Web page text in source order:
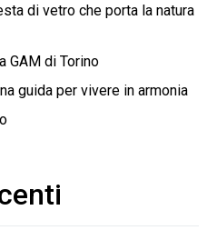
di vetro che porta la natura
GAM di Torino
guida per vivere in armonia